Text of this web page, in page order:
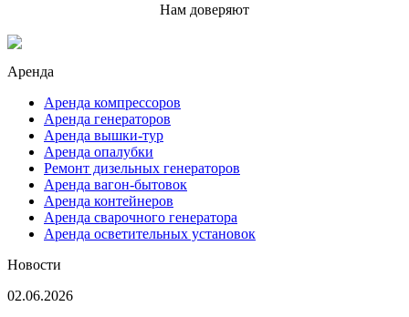
Нам доверяют
Аренда
Аренда компрессоров
Аренда генераторов
Аренда вышки-тур
Аренда опалубки
Ремонт дизельных генераторов
Аренда вагон-бытовок
Аренда контейнеров
Аренда сварочного генератора
Аренда осветительных установок
Новости
02.06.2026